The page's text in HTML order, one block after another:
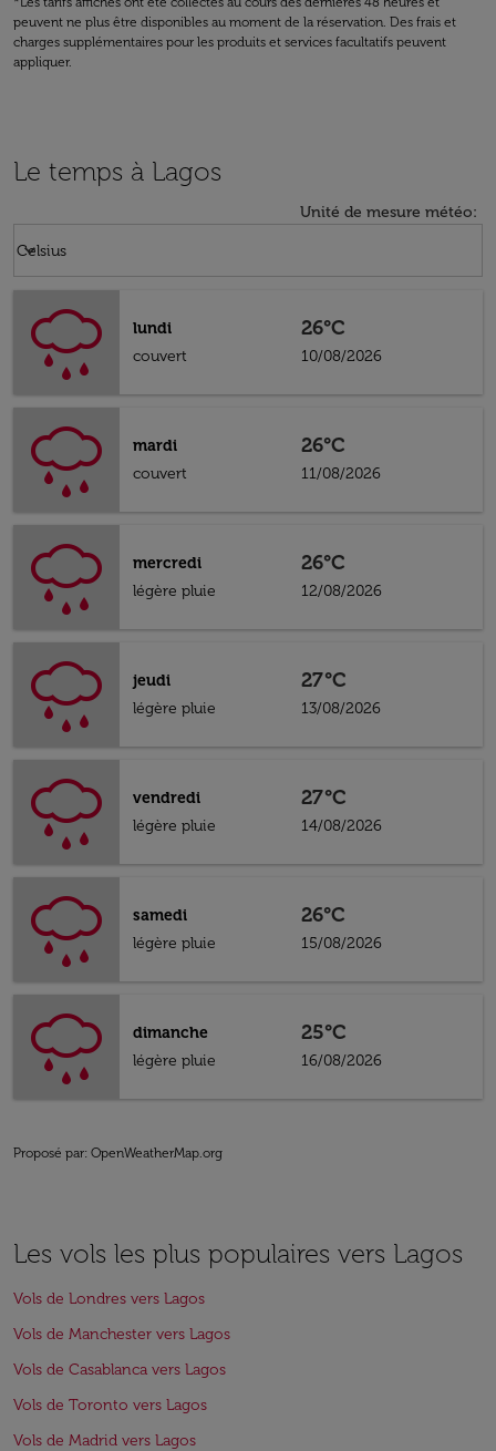
peuvent ne plus être disponibles au moment de la réservation. Des frais et
charges supplémentaires pour les produits et services facultatifs peuvent
appliquer.
Le temps à Lagos
Unité de mesure météo:
Celsius
keyboard_arrow_down
lundi
couvert
26°C
10/08/2026
mardi
couvert
26°C
11/08/2026
mercredi
légère pluie
26°C
12/08/2026
jeudi
légère pluie
27°C
13/08/2026
vendredi
légère pluie
27°C
14/08/2026
samedi
légère pluie
26°C
15/08/2026
dimanche
légère pluie
25°C
16/08/2026
Proposé par: OpenWeatherMap.org
Les vols les plus populaires vers Lagos
Vols de Londres vers Lagos
Vols de Manchester vers Lagos
Vols de Casablanca vers Lagos
Vols de Toronto vers Lagos
Vols de Madrid vers Lagos